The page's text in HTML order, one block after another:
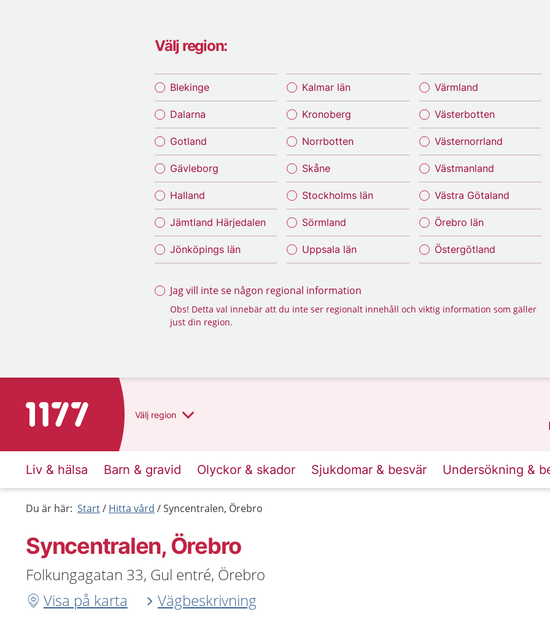
Välj region:
Blekinge
Dalarna
Gotland
Gävleborg
Halland
Jämtland Härjedalen
Jönköpings län
Kalmar län
Kronoberg
Norrbotten
Skåne
Stockholms län
Sörmland
Uppsala län
Värmland
Västerbotten
Västernorrland
Västmanland
Västra Götaland
Örebro län
Östergötland
Jag vill inte se någon regional information
Obs! Detta val innebär att du inte ser regionalt innehåll och viktig information som gäller
just din region.
Till startsidan för 1177 Välj region
Liv & hälsa Barn & gravid Olyckor & skador Sjukdomar & besvär Undersökning &
Du är här: Start Hitta vård Syncentralen, Örebro
Syncentralen, Örebro
Folkungagatan 33, Gul entré, Örebro
Visa på karta
Vägbeskrivning